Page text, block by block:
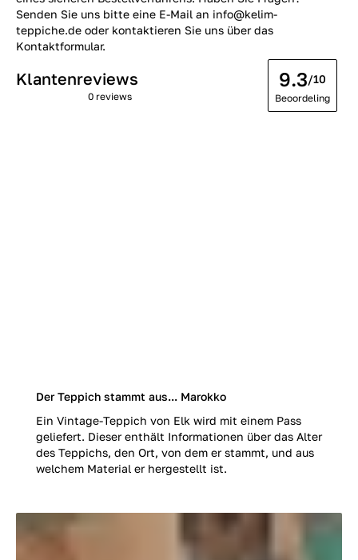
Senden Sie uns bitte eine E-Mail an info@kelim-
teppiche.de oder kontaktieren Sie uns über das
Kontaktformular.
Der Teppich stammt aus... Marokko
Ein Vintage-Teppich von Elk wird mit einem Pass
geliefert. Dieser enthält Informationen über das Alter
des Teppichs, den Ort, von dem er stammt, und aus
welchem Material er hergestellt ist.
Klantenreviews
0 reviews
9.3/10
Beoordeling